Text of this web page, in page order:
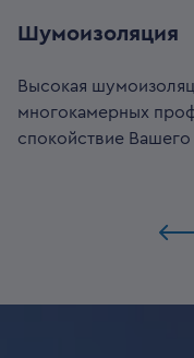
Шумоизоляция
Высокая
многокамерных
спокойствие